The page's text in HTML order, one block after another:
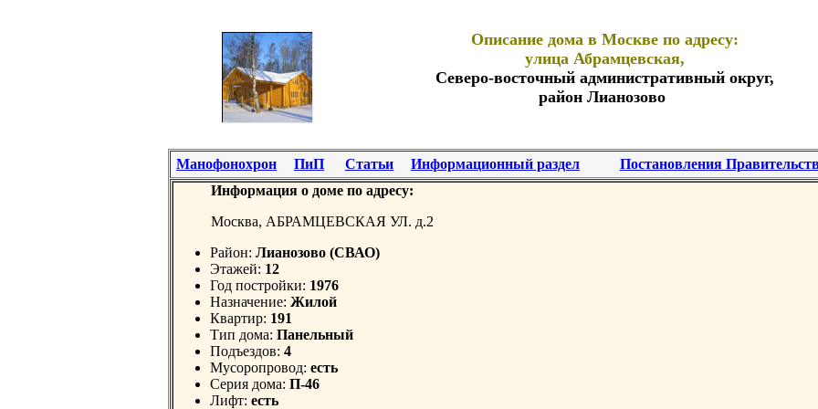
Описание дома в Москве по адресу:
улица Абрамцевская,
Северо-восточный административный округ,
район Лианозово
Манофонохрон ПиП Статьи Информационный раздел Постановления
Информация о доме по адресу:
Москва, АБРАМЦЕВСКАЯ УЛ. д.2
Район: Лианозово (СВАО)
Этажей: 12
Год постройки: 1976
Назначение: Жилой
Квартир: 191
Тип дома: Панельный
Подъездов: 4
Мусоропровод: есть
Серия дома: П-46
Лифт: есть